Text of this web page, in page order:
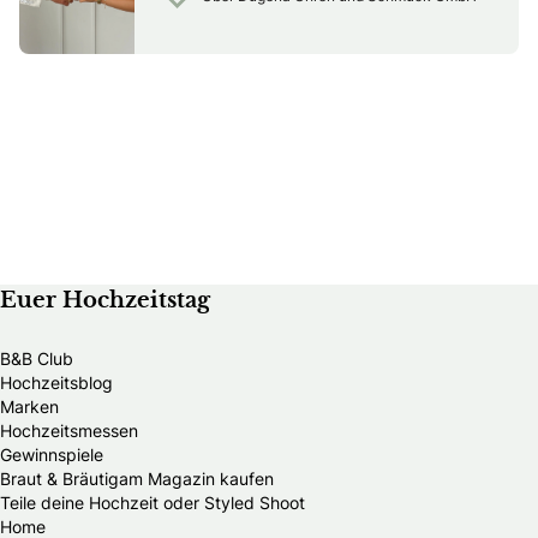
Euer Hochzeitstag
B&B Club
Hochzeitsblog
Marken
Hochzeitsmessen
Gewinnspiele
Braut & Bräutigam Magazin kaufen
Teile deine Hochzeit oder Styled Shoot
Home